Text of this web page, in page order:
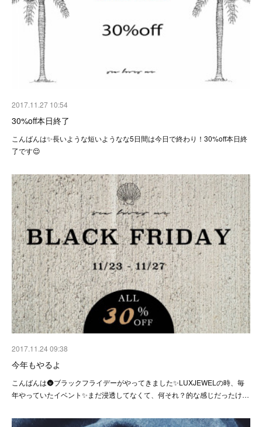
2017.11.27 10:54
30%off本日終了
こんばんは✨長いような短いようなな5日間は今日で終わり！30%off本日終
了です😌
2017.11.24 09:38
今年もやるよ
こんばんは🌚ブラックフライデーがやってきました✨LUXJEWELの時、毎
年やっていたイベント✨まだ浸透してなくて、何それ？的な感じだったけ…